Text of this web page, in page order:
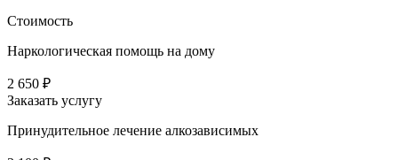
Стоимость
Наркологическая помощь на дому
2 650 ₽
Заказать услугу
Принудительное лечение алкозависимых